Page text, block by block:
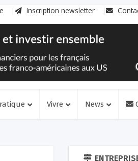
Inscription newsletter
Vivre News